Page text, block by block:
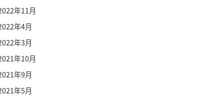
年11月
年4月
年3月
年10月
年9月
年5月